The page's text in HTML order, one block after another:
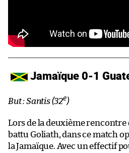
Jamaïque 0-1
But : Santis (32e)
Lors de la deuxième rencontre
battu Goliath, dans ce match
la Jamaïque. Avec un effectif